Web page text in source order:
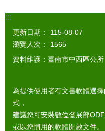
:::
更新日期：
115-08-07
瀏覽人次：
1565
資料維護：臺南市中西區公所
為提供使用者有文書軟體選
式，
建議您可安裝數位發展部
或以您慣用的軟體開啟文件。